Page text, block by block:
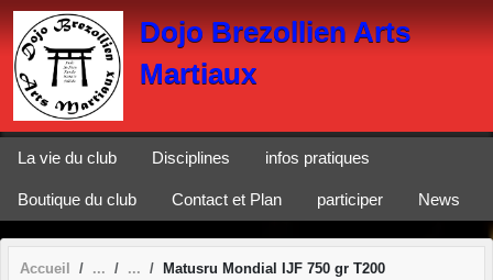
Dojo Brezollien Arts
Martiaux
La vie du club Disciplines infos pratiques
Boutique du club Contact et Plan participer News
Accueil Matusru Mondial IJF 750 gr T200
Panneau de gestion des cookies